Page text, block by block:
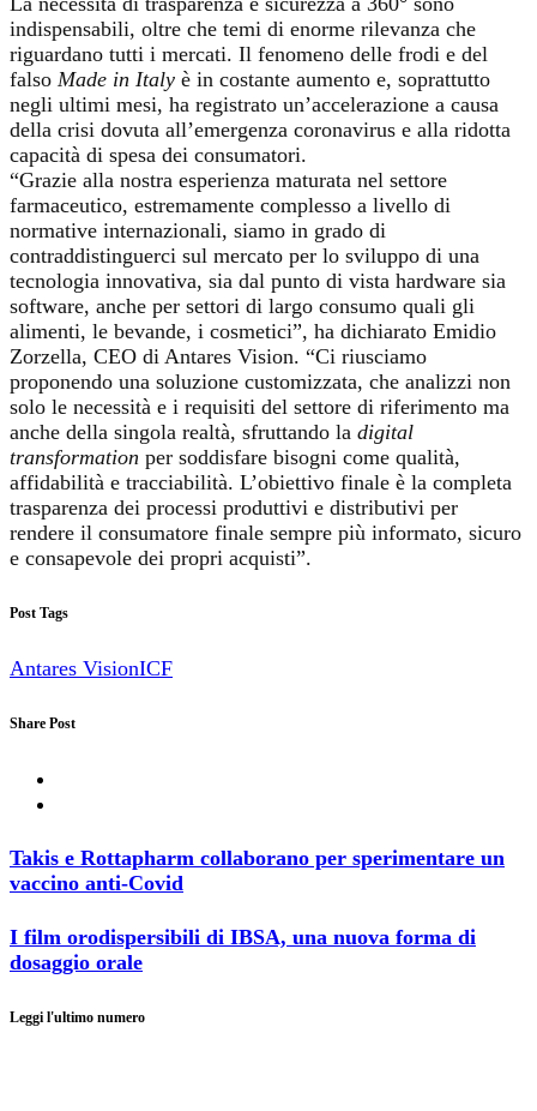
indispensabili, oltre che temi di enorme rilevanza che
riguardano tutti i mercati. Il fenomeno delle frodi e del
falso Made in Italy è in costante aumento e, soprattutto
negli ultimi mesi, ha registrato un’accelerazione a causa
della crisi dovuta all’emergenza coronavirus e alla ridotta
capacità di spesa dei consumatori.
“Grazie alla nostra esperienza maturata nel settore
farmaceutico, estremamente complesso a livello di
normative internazionali, siamo in grado di
contraddistinguerci sul mercato per lo sviluppo di una
tecnologia innovativa, sia dal punto di vista hardware sia
software, anche per settori di largo consumo quali gli
alimenti, le bevande, i cosmetici”, ha dichiarato Emidio
Zorzella, CEO di Antares Vision. “Ci riusciamo
proponendo una soluzione customizzata, che analizzi non
solo le necessità e i requisiti del settore di riferimento ma
anche della singola realtà, sfruttando la digital
transformation per soddisfare bisogni come qualità,
affidabilità e tracciabilità. L’obiettivo finale è la completa
trasparenza dei processi produttivi e distributivi per
rendere il consumatore finale sempre più informato, sicuro
e consapevole dei propri acquisti”.
Post Tags
Antares VisionICF
Share Post
Takis e Rottapharm collaborano per sperimentare un
vaccino anti-Covid
I film orodispersibili di IBSA, una nuova forma di
dosaggio orale
Leggi l'ultimo numero